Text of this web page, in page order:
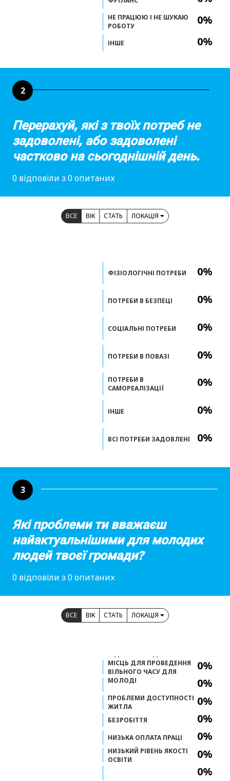
0%
0%
НЕ ПРАЦЮЮ І НЕ ШУКАЮ
РОБОТУ
ІНШЕ
2
Перерахуй, які з твоїх потреб не
задоволені, або задоволені
частково на сьогоднішній день.
0 відповіли з 0 опитаних
ВСЕ ВІК СТАТЬ ЛОКАЦІЯ
0%
0%
0%
0%
0%
0%
0%
ФІЗІОЛОГІЧНІ ПОТРЕБИ
ПОТРЕБИ В БЕЗПЕЦІ
СОЦІАЛЬНІ ПОТРЕБИ
ПОТРЕБИ В ПОВАЗІ
ПОТРЕБИ В
САМОРЕАЛІЗАЦІЇ
ІНШЕ
ВСІ ПОТРЕБИ ЗАДОВЛЕНІ
3
Які проблеми ти вважаєш
найактуальнішими для молодих
людей твоєї громади?
0 відповіли з 0 опитаних
ВСЕ ВІК СТАТЬ ЛОКАЦІЯ
0%
0%
0%
0%
0%
0%
0%
МІСЦЬ ДЛЯ ПРОВЕДЕННЯ
ВІЛЬНОГО ЧАСУ ДЛЯ
МОЛОДІ
ПРОБЛЕМИ ДОСТУПНОСТІ
ЖИТЛА
БЕЗРОБІТТЯ
НИЗЬКА ОПЛАТА ПРАЦІ
НИЗЬКИЙ РІВЕНЬ ЯКОСТІ
ОСВІТИ